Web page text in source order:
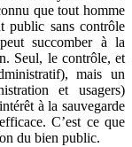
que tout homme
public sans contrôle
succomber à la
Seul, le contrôle, et
mais un
et usagers)
à la sauvegarde
C’est ce que
du bien public.